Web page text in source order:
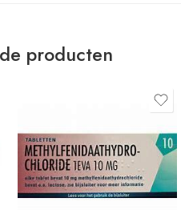
producten